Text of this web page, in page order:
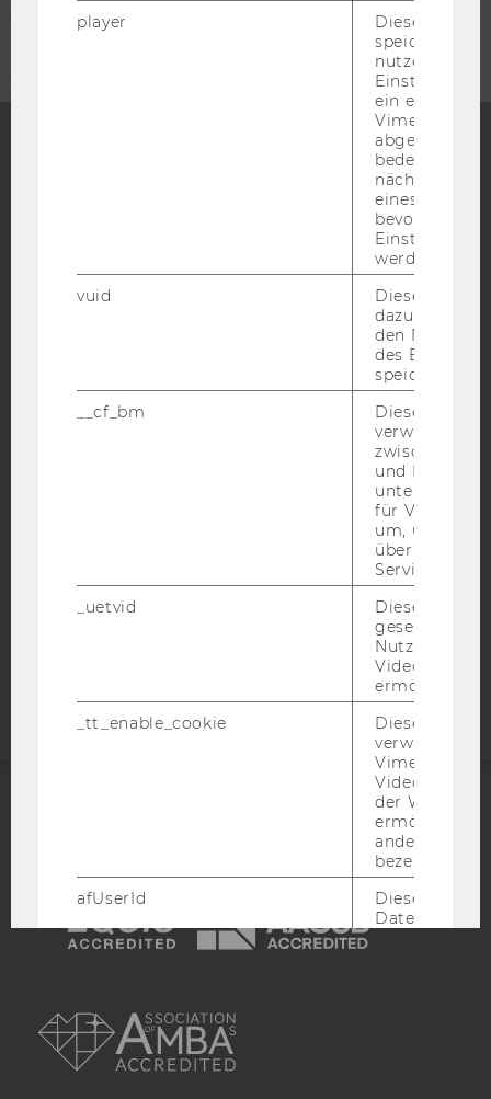
Blog
Bluesky
BARRIEREFREIHEITSERKLÄRUNG WEBSEITE
DATENSCHUTZERKLÄRUNG SOCIAL MEDIA
STUDIENBEWERBER*INNEN UND STUDIERENDE
COOKIE EINSTELLUNGEN
Barrierefreiheitserklärung
player
Dieses Cookie
speichert
ein
Vimeo-Video
abgespielt
bedeutet,
nächsten
eines Vimeo-
bevorzugten
werden.
vuid
Dieser
dazu
den
des
speichern.
__cf_bm
Dieses
verwendet,
zwischen
und Bots zu
für Vimeo
um, um
über die
Service zu
_uetvid
Dieses
gesetzt, um
Nutzung des
Videoplayers
ermöglichen
_tt_enable_cookie
Dieses
verwendet,
Vimeo-
der WU-
ermöglichen
andere nicht
bezeichnete
afUserId
Dieses
Daten von
_abexps